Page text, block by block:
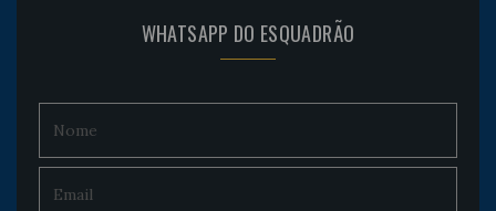
WHATSAPP DO ESQUADRÃO